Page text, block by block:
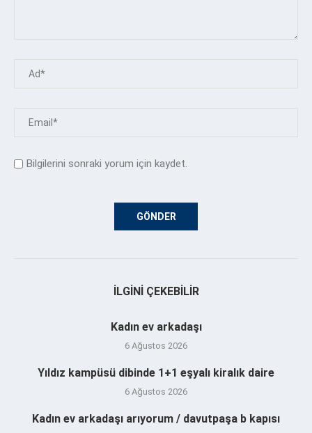
Bilgilerini sonraki yorum için kaydet.
İLGINI ÇEKEBILIR
Kadın ev arkadaşı
6 Ağustos 2026
Yıldız kampüsü dibinde 1+1 eşyalı kiralık daire
6 Ağustos 2026
Kadın ev arkadaşı arıyorum / davutpaşa b kapısı